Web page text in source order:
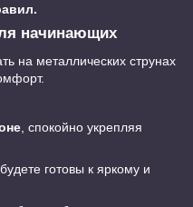
начинающих
на металлических струнах
, спокойно укрепляя
будете готовы к яркому и